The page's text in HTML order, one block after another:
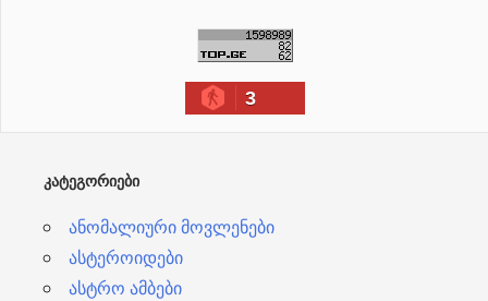
3
ᲙᲐᲢᲔᲒᲝᲠᲘᲔᲑᲘ
ანომალიური მოვლენები
ასტეროიდები
ასტრო ამბები